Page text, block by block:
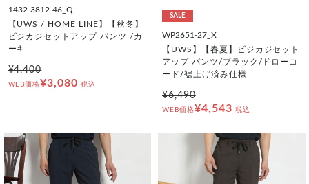
1432-3812-46_Q
【UWS / HOME LINE】【秋冬】
ビジカジセットアップ パンツ /カ
ーキ
¥4,400
WEB価格¥3,080 税込
SALE
WP2651-27_X
【UWS】【春夏】ビジカジセット
アップ パンツ/ブラック/ドローコ
ード/裾上げ済み仕様
¥6,490
WEB価格¥4,543 税込